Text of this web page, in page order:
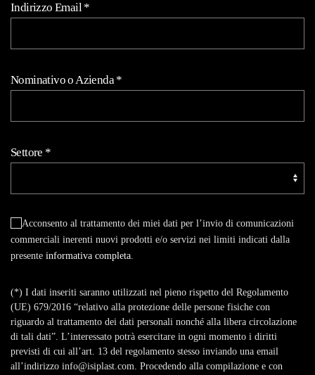
Indirizzo Email*
Nominativo o Azienda*
Settore *
Acconsento al trattamento dei miei dati per l’invio di comunicazioni
commerciali inerenti nuovi prodotti e/o servizi nei limiti indicati dalla
presente informativa completa.
(*) I dati inseriti saranno utilizzati nel pieno rispetto del Regolamento
(UE) 679/2016 “relativo alla protezione delle persone fisiche con
riguardo al trattamento dei dati personali nonché alla libera circolazione
di tali dati”. L’interessato potrà esercitare in ogni momento i diritti
previsti di cui all’art. 13 del regolamento stesso inviando una email
all’indirizzo info@isiplast.com. Procedendo alla compilazione e con